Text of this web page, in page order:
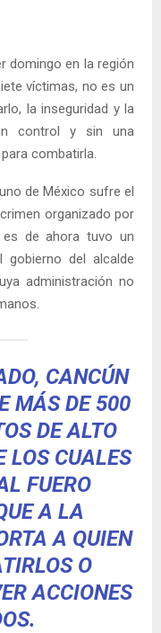
domingo en la región
víctimas, no es un
la inseguridad y la
control y sin una
combatirla.
de México sufre el
organizado por
de ahora tuvo un
gobierno del alcalde
administración no
CANCÚN
MÁS DE 500
DE ALTO
LOS CUALES
FUERO
A LA
A QUIEN
O
ACCIONES